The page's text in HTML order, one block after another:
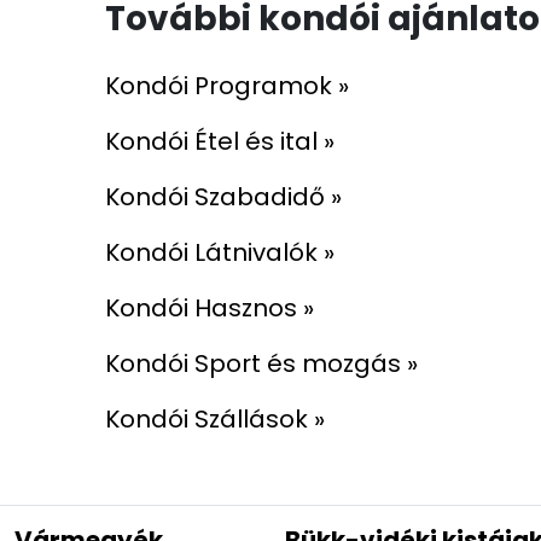
További kondói
Kondói Programok »
Kondói Étel és ital »
Kondói Szabadidő »
Kondói Látnivalók »
Kondói Hasznos »
Kondói Sport és mozgás »
Kondói Szállások »